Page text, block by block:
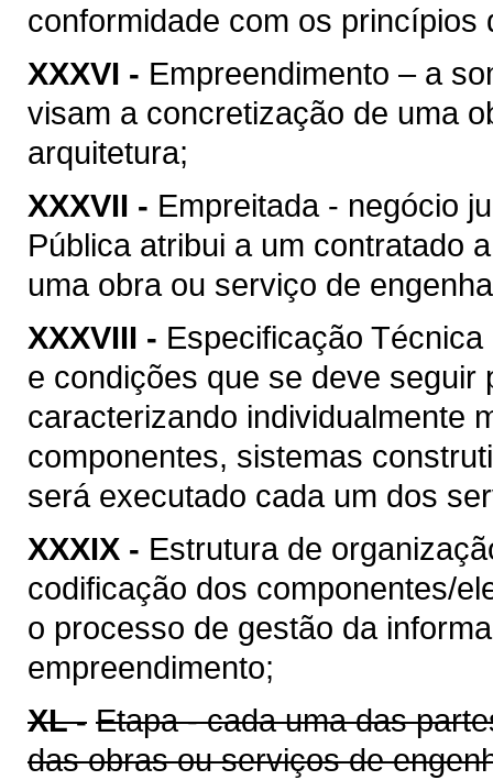
conformidade com os
XXXVI - Empreendimento – a
visam a concretização de uma
arquitetura;
XXXVII - Empreitada - negócio
Pública atribui a um contratado
uma obra ou serviço de
XXXVIII - Especificação
e condições que se deve seguir
caracterizando individualmente
componentes, sistemas
será executado cada um dos
XXXIX - Estrutura de
codificação dos componentes/
o processo de gestão da
empreendimento;
XL - Etapa - cada uma das
das obras ou serviços de